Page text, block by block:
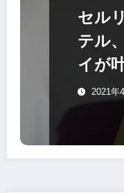
セル
テル
イが
フレ
2021年